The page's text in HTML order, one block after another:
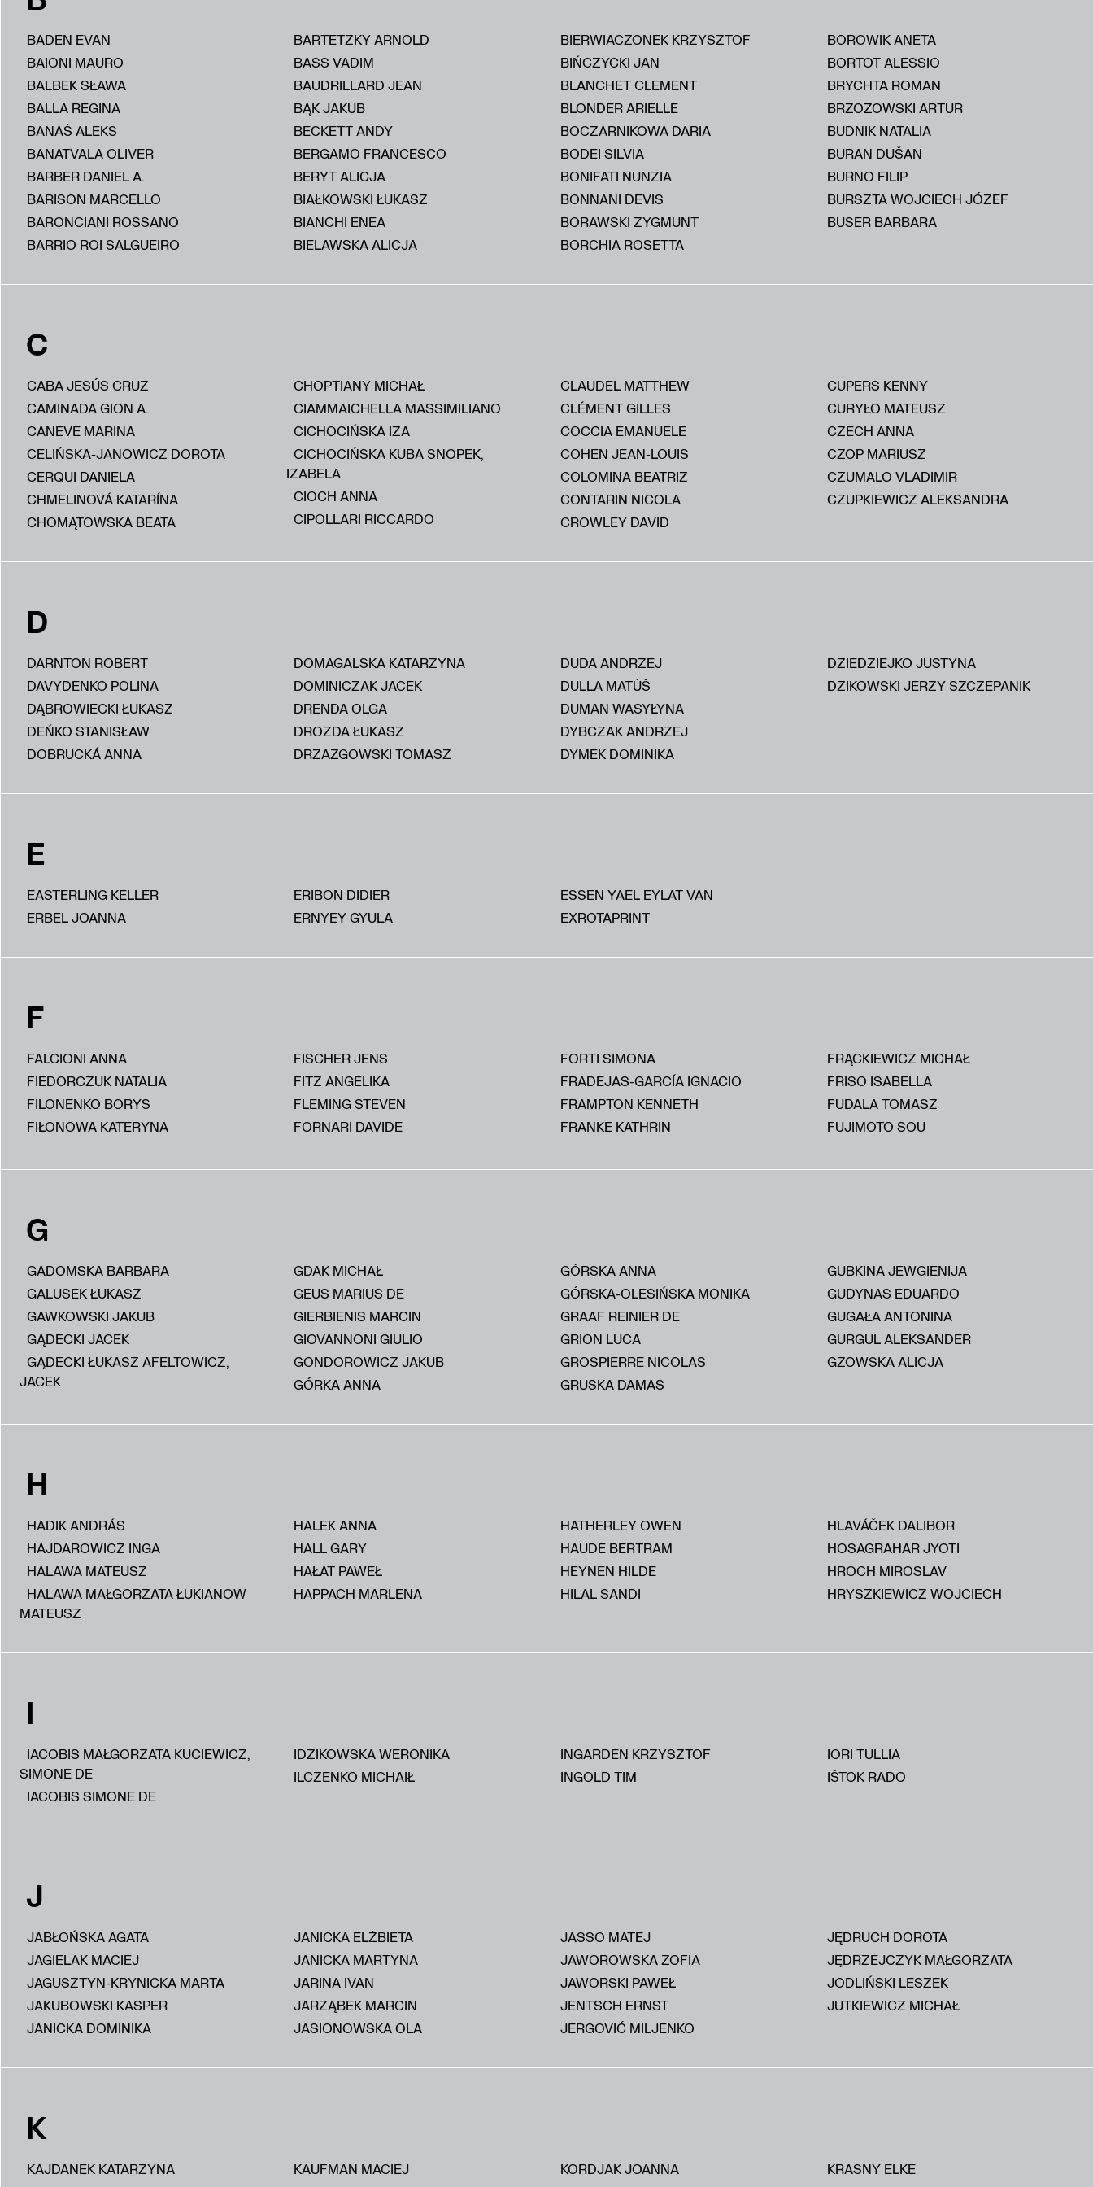
BADEN EVAN
BAIONI MAURO
BALBEK SŁAWA
BALLA REGINA
BANAŚ ALEKS
BANATVALA OLIVER
BARBER DANIEL A.
BARISON MARCELLO
BARONCIANI ROSSANO
BARRIO ROI SALGUEIRO
BARTETZKY ARNOLD
BASS VADIM
BAUDRILLARD JEAN
BĄK JAKUB
BECKETT ANDY
BERGAMO FRANCESCO
BERYT ALICJA
BIAŁKOWSKI ŁUKASZ
BIANCHI ENEA
BIELAWSKA ALICJA
BIERWIACZONEK KRZYSZTOF
BIŃCZYCKI JAN
BLANCHET CLEMENT
BLONDER ARIELLE
BOCZARNIKOWA DARIA
BODEI SILVIA
BONIFATI NUNZIA
BONNANI DEVIS
BORAWSKI ZYGMUNT
BORCHIA ROSETTA
BOROWIK ANETA
BORTOT ALESSIO
BRYCHTA ROMAN
BRZOZOWSKI ARTUR
BUDNIK NATALIA
BURAN DUŠAN
BURNO FILIP
BURSZTA WOJCIECH JÓZEF
BUSER BARBARA
C
CABA JESÚS CRUZ
CAMINADA GION A.
CANEVE MARINA
CELIŃSKA-JANOWICZ DOROTA
CERQUI DANIELA
CHMELINOVÁ KATARÍNA
CHOMĄTOWSKA BEATA
CHOPTIANY MICHAŁ
CIAMMAICHELLA MASSIMILIANO
CICHOCIŃSKA IZA
CICHOCIŃSKA KUBA SNOPEK,
IZABELA
CIOCH ANNA
CIPOLLARI RICCARDO
CLAUDEL MATTHEW
CLÉMENT GILLES
COCCIA EMANUELE
COHEN JEAN-LOUIS
COLOMINA BEATRIZ
CONTARIN NICOLA
CROWLEY DAVID
CUPERS KENNY
CURYŁO MATEUSZ
CZECH ANNA
CZOP MARIUSZ
CZUMALO VLADIMIR
CZUPKIEWICZ ALEKSANDRA
D
DARNTON ROBERT
DAVYDENKO POLINA
DĄBROWIECKI ŁUKASZ
DEŃKO STANISŁAW
DOBRUCKÁ ANNA
DOMAGALSKA KATARZYNA
DOMINICZAK JACEK
DRENDA OLGA
DROZDA ŁUKASZ
DRZAZGOWSKI TOMASZ
DUDA ANDRZEJ
DULLA MATÚŠ
DUMAN WASYŁYNA
DYBCZAK ANDRZEJ
DYMEK DOMINIKA
DZIEDZIEJKO JUSTYNA
DZIKOWSKI JERZY SZCZEPANIK
E
EASTERLING KELLER
ERBEL JOANNA
ERIBON DIDIER
ERNYEY GYULA
ESSEN YAEL EYLAT VAN
EXROTAPRINT
F
FALCIONI ANNA
FIEDORCZUK NATALIA
FILONENKO BORYS
FIŁONOWA KATERYNA
FISCHER JENS
FITZ ANGELIKA
FLEMING STEVEN
FORNARI DAVIDE
FORTI SIMONA
FRADEJAS-GARCÍA IGNACIO
FRAMPTON KENNETH
FRANKE KATHRIN
FRĄCKIEWICZ MICHAŁ
FRISO ISABELLA
FUDALA TOMASZ
FUJIMOTO SOU
G
GADOMSKA BARBARA
GALUSEK ŁUKASZ
GAWKOWSKI JAKUB
GĄDECKI JACEK
GĄDECKI ŁUKASZ AFELTOWICZ,
JACEK
GDAK MICHAŁ
GEUS MARIUS DE
GIERBIENIS MARCIN
GIOVANNONI GIULIO
GONDOROWICZ JAKUB
GÓRKA ANNA
GÓRSKA ANNA
GÓRSKA-OLESIŃSKA MONIKA
GRAAF REINIER DE
GRION LUCA
GROSPIERRE NICOLAS
GRUSKA DAMAS
GUBKINA JEWGIENIJA
GUDYNAS EDUARDO
GUGAŁA ANTONINA
GURGUL ALEKSANDER
GZOWSKA ALICJA
H
HADIK ANDRÁS
HAJDAROWICZ INGA
HALAWA MATEUSZ
HALAWA MAŁGORZATA ŁUKIANOW
MATEUSZ
HALEK ANNA
HALL GARY
HAŁAT PAWEŁ
HAPPACH MARLENA
HATHERLEY OWEN
HAUDE BERTRAM
HEYNEN HILDE
HILAL SANDI
HLAVÁČEK DALIBOR
HOSAGRAHAR JYOTI
HROCH MIROSLAV
HRYSZKIEWICZ WOJCIECH
I
IACOBIS MAŁGORZATA KUCIEWICZ,
SIMONE DE
IACOBIS SIMONE DE
IDZIKOWSKA WERONIKA
ILCZENKO MICHAIŁ
INGARDEN KRZYSZTOF
INGOLD TIM
IORI TULLIA
IŠTOK RADO
J
JABŁOŃSKA AGATA
JAGIELAK MACIEJ
JAGUSZTYN-KRYNICKA MARTA
JAKUBOWSKI KASPER
JANICKA DOMINIKA
JANICKA ELŻBIETA
JANICKA MARTYNA
JARINA IVAN
JARZĄBEK MARCIN
JASIONOWSKA OLA
JASSO MATEJ
JAWOROWSKA ZOFIA
JAWORSKI PAWEŁ
JENTSCH ERNST
JERGOVIĆ MILJENKO
JĘDRUCH DOROTA
JĘDRZEJCZYK MAŁGORZATA
JODLIŃSKI LESZEK
JUTKIEWICZ MICHAŁ
K
KAJDANEK KATARZYNA
KAUFMAN MACIEJ
KORDJAK JOANNA
KRASNY ELKE